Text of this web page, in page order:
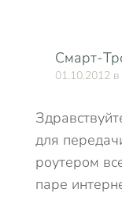
Смарт-
01.10.2012
для
роутером
паре